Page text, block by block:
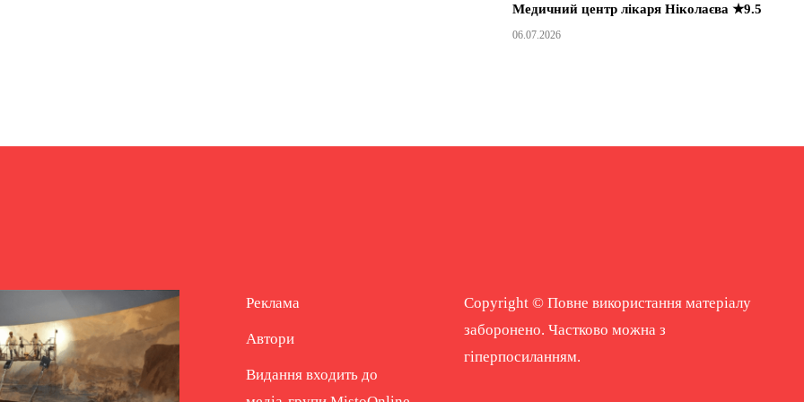
Медичний центр лікаря Ніколаєва ★9.5
06.07.2026
Реклама
Автори
Видання входить до
Copyright © Повне використання матеріалу
заборонено. Частково можна з
гіперпосиланням.